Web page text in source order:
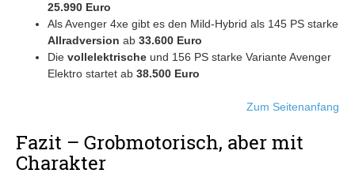
25.990 Euro
Als Avenger 4xe gibt es den Mild-Hybrid als 145 PS starke
Allradversion ab 33.600 Euro
Die vollelektrische und 156 PS starke Variante Avenger
Elektro startet ab 38.500 Euro
Zum Seitenanfang
Fazit – Grobmotorisch, aber mit
Charakter